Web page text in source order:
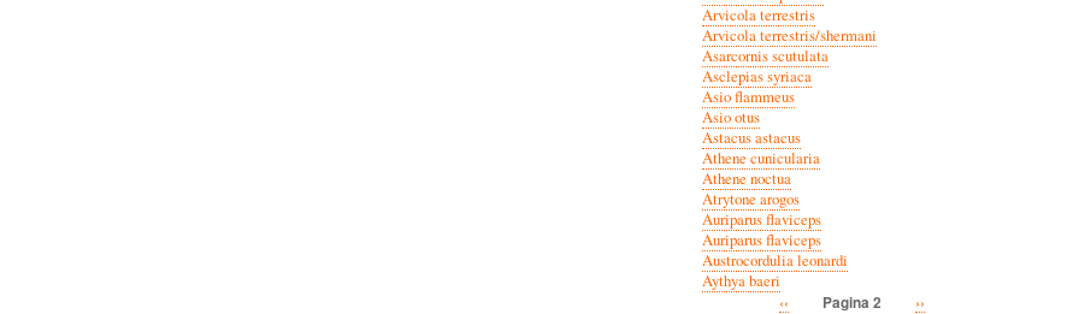
Arvicola terrestris
Arvicola terrestris/shermani
Asarcornis scutulata
Asclepias syriaca
Asio flammeus
Asio otus
Astacus astacus
Athene cunicularia
Athene noctua
Atrytone arogos
Auriparus flaviceps
Auriparus flaviceps
Austrocordulia leonardi
Aythya baeri
Vorige
‹‹ Pagina 2
Volgende
››